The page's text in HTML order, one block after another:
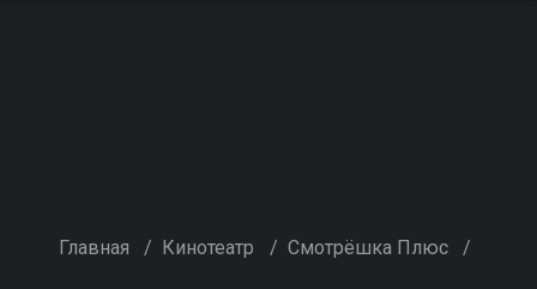
Главная / Кинотеатр / Смотрёшка Плюс /